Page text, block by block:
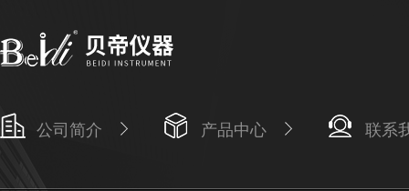
公司简介 产品中心 联系